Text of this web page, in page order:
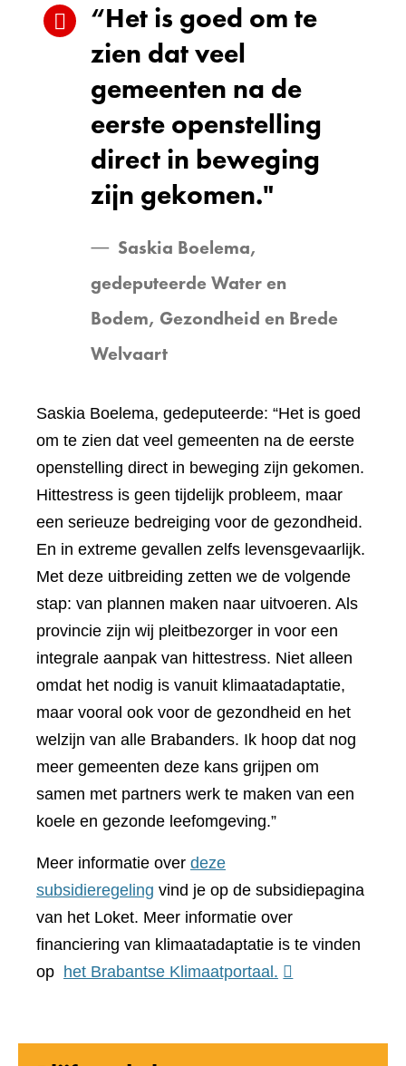
“Het is goed om te
zien dat veel
gemeenten na de
eerste openstelling
direct in beweging
zijn gekomen."
Saskia Boelema,
gedeputeerde Water en
Bodem, Gezondheid en Brede
Welvaart
Saskia Boelema, gedeputeerde: “Het is goed
om te zien dat veel gemeenten na de eerste
openstelling direct in beweging zijn gekomen.
Hittestress is geen tijdelijk probleem, maar
een serieuze bedreiging voor de gezondheid.
En in extreme gevallen zelfs levensgevaarlijk.
Met deze uitbreiding zetten we de volgende
stap: van plannen maken naar uitvoeren. Als
provincie zijn wij pleitbezorger in voor een
integrale aanpak van hittestress. Niet alleen
omdat het nodig is vanuit klimaatadaptatie,
maar vooral ook voor de gezondheid en het
welzijn van alle Brabanders. Ik hoop dat nog
meer gemeenten deze kans grijpen om
samen met partners werk te maken van een
koele en gezonde leefomgeving.”
Meer informatie over deze
subsidieregeling vind je op de subsidiepagina
van het Loket. Meer informatie over
financiering van klimaatadaptatie is te vinden
op het Brabantse Klimaatportaal. (verwijst